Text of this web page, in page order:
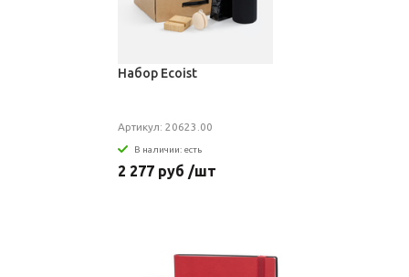
Набор Ecoist
Артикул: 20623.00
В наличии: есть
2 277 руб /шт